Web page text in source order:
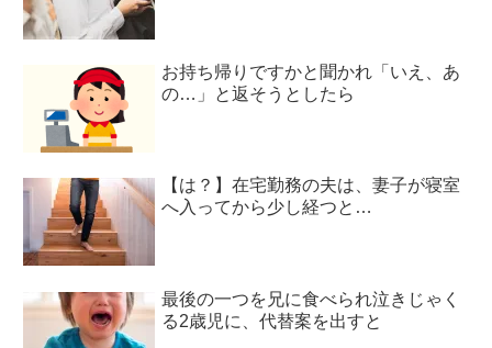
お持ち帰りですかと聞かれ「いえ、あ
の…」と返そうとしたら
【は？】在宅勤務の夫は、妻子が寝室
へ入ってから少し経つと…
最後の一つを兄に食べられ泣きじゃく
る2歳児に、代替案を出すと